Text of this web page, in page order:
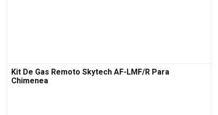
Kit De Gas Remoto Skytech AF-LMF/R Para
Chimenea